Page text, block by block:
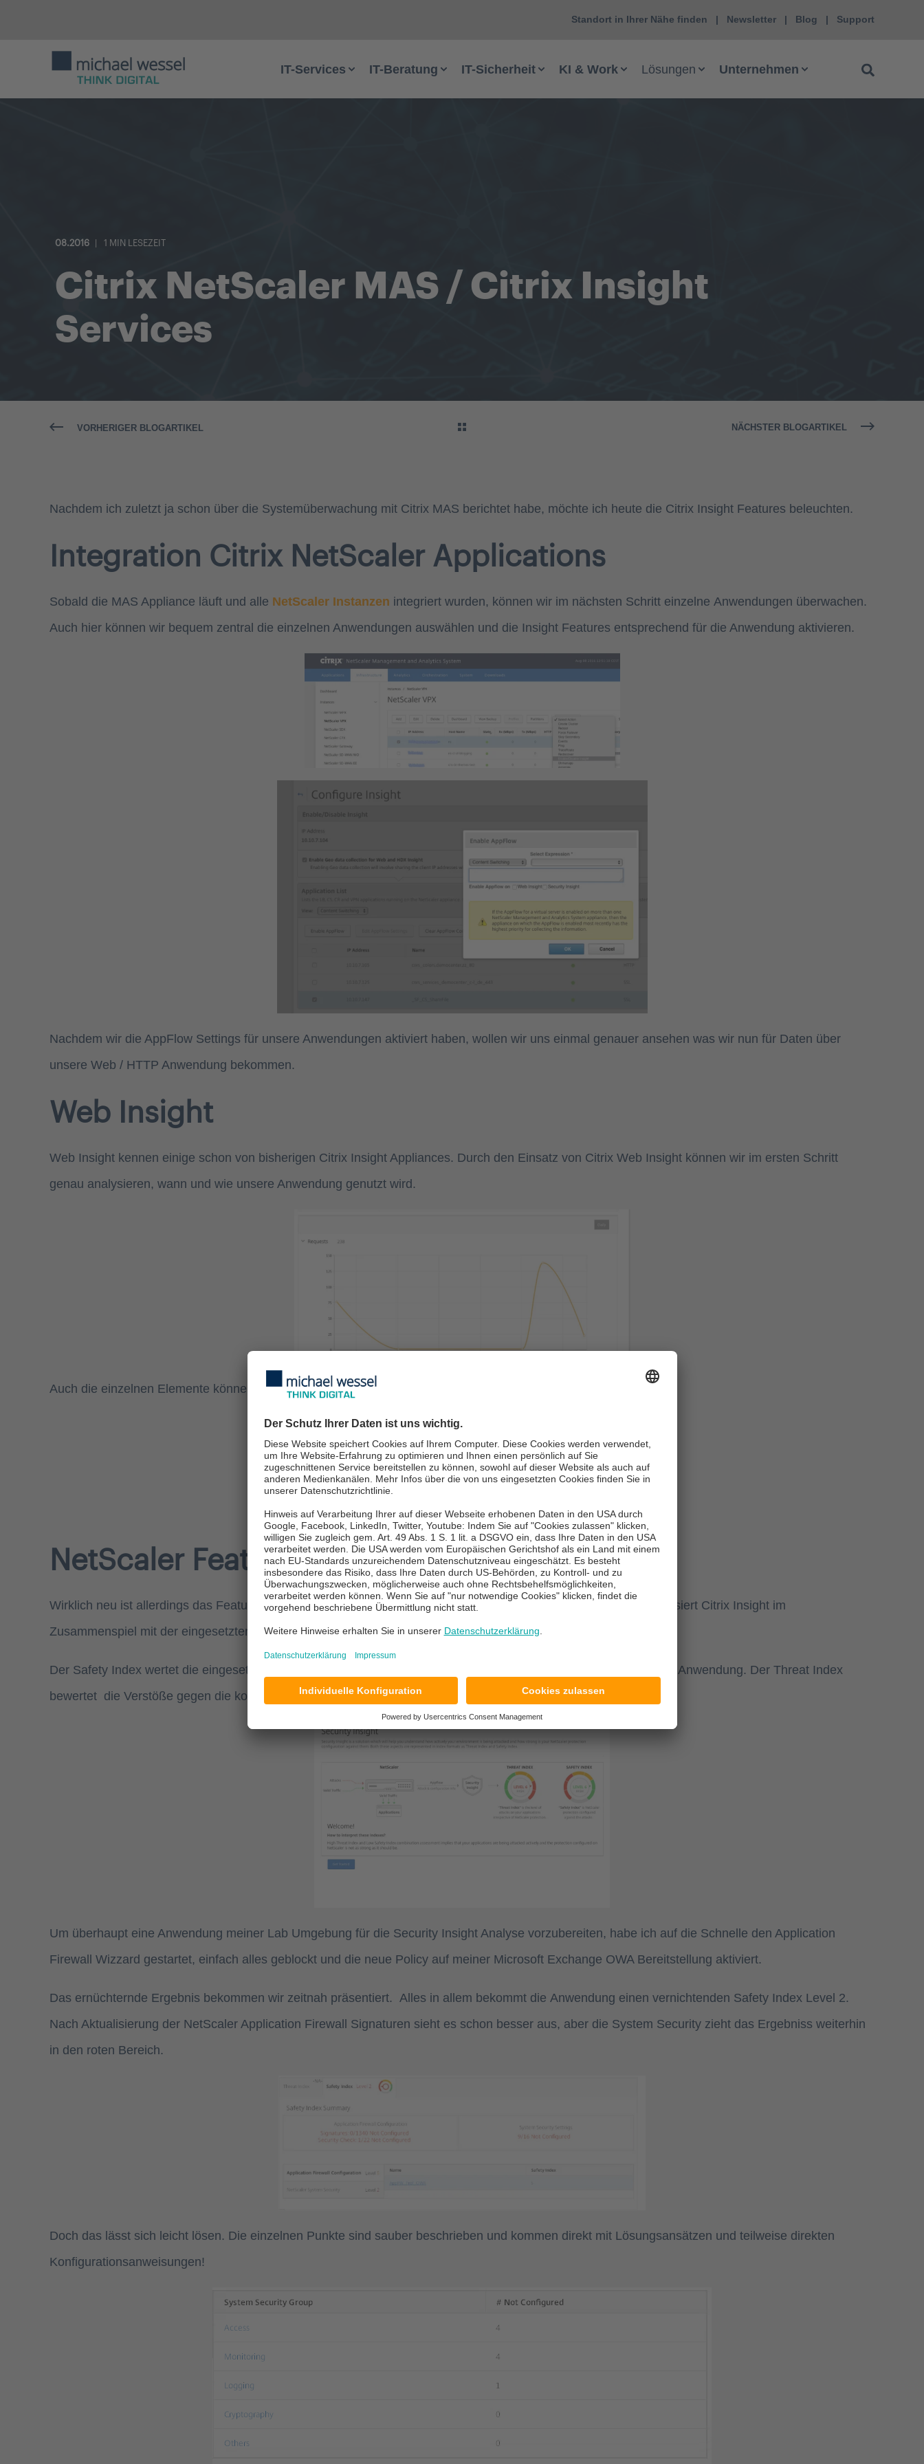
Standort in Ihrer Nähe finden Newsletter Blog Support
IT-Services IT-Beratung IT-Sicherheit KI & Work Lösungen Unternehmen
08.2016 1 MIN LESEZEIT
Citrix NetScaler MAS / Citrix Insight
Services
VORHERIGER BLOGARTIKEL NÄCHSTER BLOGARTIKEL
Nachdem ich zuletzt ja schon über die Systemüberwachung mit Citrix MAS berichtet habe, möchte ich heute die Citrix Insight Features beleuchten.
Integration Citrix NetScaler Applications
Sobald die MAS Appliance läuft und alle NetScaler Instanzen integriert wurden, können wir im nächsten Schritt einzelne Anwendungen überwachen.
Auch hier können wir bequem zentral die einzelnen Anwendungen auswählen und die Insight Features entsprechend für die Anwendung aktivieren.
Nachdem wir die AppFlow Settings für unsere Anwendungen aktiviert haben, wollen wir uns einmal genauer ansehen was wir nun für Daten über
unsere Web / HTTP Anwendung bekommen.
Web Insight
Web Insight kennen einige schon von bisherigen Citrix Insight Appliances. Durch den Einsatz von Citrix Web Insight können wir im ersten Schritt
genau analysieren, wann und wie unsere Anwendung genutzt wird.
Auch die einzelnen Elemente können im Detail analysiert werden
NetScaler Feature Security Insight
Wirklich neu ist allerdings das Feature Security Insight. Wie schon in der Citrix Insight Center Appliance 11.1 analysiert Citrix Insight im
Zusammenspiel mit der eingesetzten Citrix App Firewall Policy die Security-Aspekte.
Der Safety Index wertet die eingesetzten App Firewall Policy aus und beschreibt die konfigurierte Sicherheit für die Anwendung. Der Threat Index
bewertet die Verstöße gegen die konfigurierten Policies.
Um überhaupt eine Anwendung meiner Lab Umgebung für die Security Insight Analyse vorzubereiten, habe ich auf die Schnelle den Application
Firewall Wizzard gestartet, einfach alles geblockt und die neue Policy auf meiner Microsoft Exchange OWA Bereitstellung aktiviert.
Das ernüchternde Ergebnis bekommen wir zeitnah präsentiert. Alles in allem bekommt die Anwendung einen vernichtenden Safety Index Level 2.
Nach Aktualisierung der NetScaler Application Firewall Signaturen sieht es schon besser aus, aber die System Security zieht das Ergebniss weiterhin
in den roten Bereich.
Doch das lässt sich leicht lösen. Die einzelnen Punkte sind sauber beschrieben und kommen direkt mit Lösungsansätzen und teilweise direkten
Konfigurationsanweisungen!